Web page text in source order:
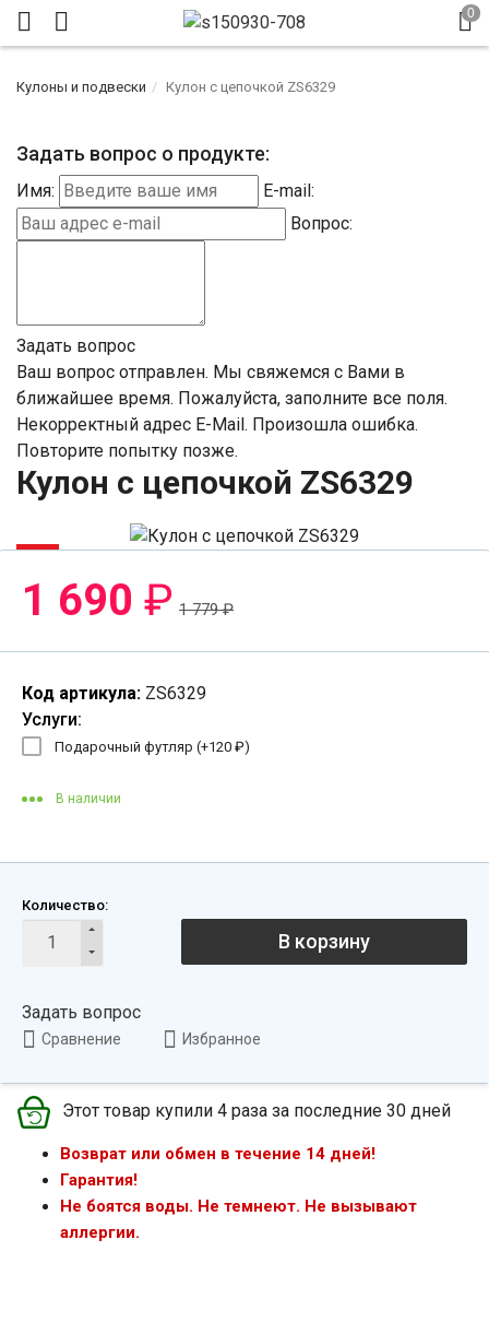
Кулоны и подвески Кулон с цепочкой ZS6329
Задать вопрос о продукте:
Имя:
E-mail:
Вопрос:
Задать вопрос
Ваш вопрос отправлен. Мы свяжемся с Вами в
ближайшее время. Пожалуйста, заполните все поля.
Некорректный адрес E-Mail. Произошла ошибка.
Повторите попытку позже.
Кулон с цепочкой ZS6329
-6%
1 690 ₽ 1 779₽
Код артикула: ZS6329
Услуги:
Подарочный футляр (+120 ₽)
В наличии
Количество:
В корзину
Задать вопрос
Сравнение Избранное
Этот товар купили 4 раза за последние 30 дней
Возврат или обмен в течение 14 дней!
Гарантия!
Не боятся воды. Не темнеют. Не вызывают
аллергии.